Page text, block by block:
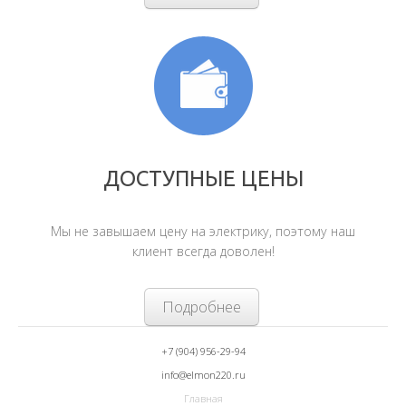
ДОСТУПНЫЕ ЦЕНЫ
Мы не завышаем цену на электрику, поэтому наш
клиент всегда доволен!
Подробнее
+7 (904) 956-29-94
info@elmon220.ru
Главная